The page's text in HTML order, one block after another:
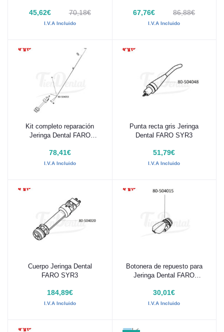
45,62€ 70,18€
I.V.A Incluido
67,76€ 86,88€
I.V.A Incluido
Añadir al carrito
Kit completo reparación
Jeringa Dental FARO
78,41€
I.V.A Incluido
Añadir al carrito
Punta recta gris Jeringa
Dental FARO SYR3
51,79€
I.V.A Incluido
Añadir al carrito
Cuerpo Jeringa Dental
FARO SYR3
184,89€
I.V.A Incluido
Añadir al carrito
Botonera de repuesto para
Jeringa Dental FARO
30,01€
I.V.A Incluido